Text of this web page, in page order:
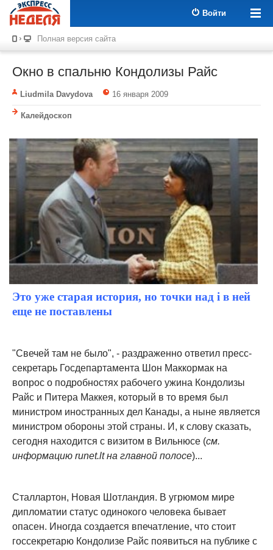
Войти
Полная версия сайта
Окно в спальню Кондолизы Райс
Liudmila Davydova 16 января 2009
Калейдоскоп
Это уже старая история, но точки над i в ней
еще не поставлены
"Свечей там не было", - раздраженно ответил пресс-
секретарь Госдепартамента Шон Маккормак на
вопрос о подробностях рабочего ужина Кондолизы
Райс и Питера Маккея, который в то время был
министром иностранных дел Канады, а ныне является
министром обороны этой страны. И, к слову сказать,
сегодня находится с визитом в Вильнюсе (см.
информацию runet.lt на главной полосе)...
Сталлартон, Новая Шотландия. В угрюмом мире
дипломатии статус одинокого человека бывает
опасен. Иногда создается впечатление, что стоит
госсекретарю Кондолизе Райс появиться на публике с